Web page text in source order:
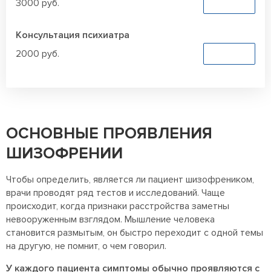
3000 руб.
Консультация психиатра
2000 руб.
ОСНОВНЫЕ ПРОЯВЛЕНИЯ
ШИЗОФРЕНИИ
Чтобы определить, является ли пациент шизофреником,
врачи проводят ряд тестов и исследований. Чаще
происходит, когда признаки расстройства заметны
невооруженным взглядом. Мышление человека
становится размытым, он быстро переходит с одной темы
на другую, не помнит, о чем говорил.
У каждого пациента симптомы обычно проявляются с